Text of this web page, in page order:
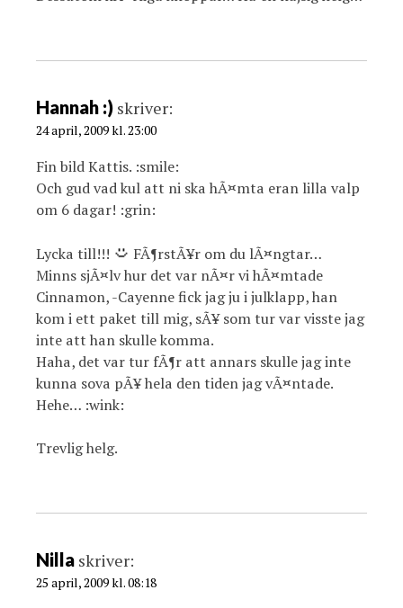
Hannah :) skriver:
24 april, 2009 kl. 23:00
Fin bild Kattis. :smile:
Och gud vad kul att ni ska hÃ¤mta eran lilla valp
om 6 dagar! :grin:
Lycka till!!!
FÃ¶rstÃ¥r om du lÃ¤ngtar…
Minns sjÃ¤lv hur det var nÃ¤r vi hÃ¤mtade
Cinnamon, -Cayenne fick jag ju i julklapp, han
kom i ett paket till mig, sÃ¥ som tur var visste jag
inte att han skulle komma.
Haha, det var tur fÃ¶r att annars skulle jag inte
kunna sova pÃ¥ hela den tiden jag vÃ¤ntade.
Hehe… :wink:
Trevlig helg.
Nilla skriver:
25 april, 2009 kl. 08:18